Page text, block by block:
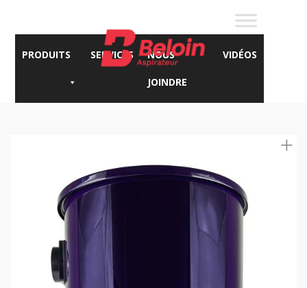
PRODUITS SERVICES NOUS
JOINDRE
VIDÉOS